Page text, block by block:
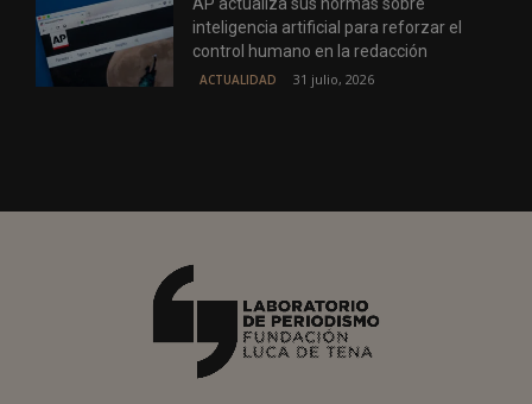
inteligencia artificial para reforzar el
control humano en la redacción
ACTUALIDAD 31 julio, 2026